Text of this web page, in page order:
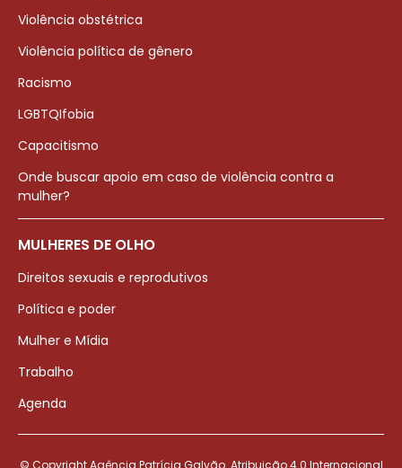
Violência obstétrica
Violência política de gênero
Racismo
LGBTQIfobia
Capacitismo
Onde buscar apoio em caso de violência contra a
mulher?
MULHERES DE OLHO
Direitos sexuais e reprodutivos
Política e poder
Mulher e Mídia
Trabalho
Agenda
© Copyright Agência Patrícia Galvão. Atribuição 4.0 Internacional